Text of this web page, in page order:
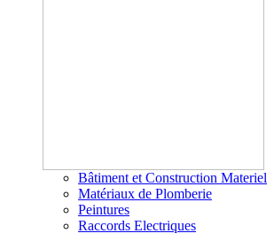
Bâtiment et Construction Materiel
Matériaux de Plomberie
Peintures
Raccords Electriques